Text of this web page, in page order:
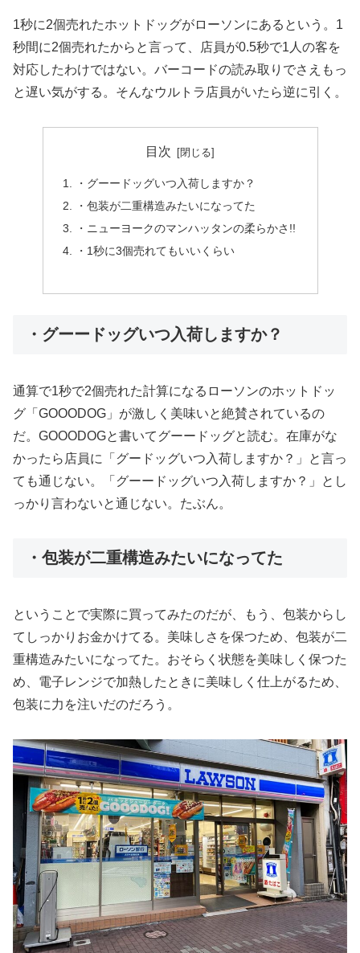
1秒に2個売れたホットドッグがローソンにあるという。1
秒間に2個売れたからと言って、店員が0.5秒で1人の客を
対応したわけではない。バーコードの読み取りでさえもっ
と遅い気がする。そんなウルトラ店員がいたら逆に引く。
目次
・グーードッグいつ入荷しますか？
・包装が二重構造みたいになってた
・ニューヨークのマンハッタンの柔らかさ!!
・1秒に3個売れてもいいくらい
・グーードッグいつ入荷しますか？
通算で1秒で2個売れた計算になるローソンのホットドッ
グ「GOOODOG」が激しく美味いと絶賛されているの
だ。GOOODOGと書いてグーードッグと読む。在庫がな
かったら店員に「グードッグいつ入荷しますか？」と言っ
ても通じない。「グーードッグいつ入荷しますか？」とし
っかり言わないと通じない。たぶん。
・包装が二重構造みたいになってた
ということで実際に買ってみたのだが、もう、包装からし
てしっかりお金かけてる。美味しさを保つため、包装が二
重構造みたいになってた。おそらく状態を美味しく保つた
め、電子レンジで加熱したときに美味しく仕上がるため、
包装に力を注いだのだろう。